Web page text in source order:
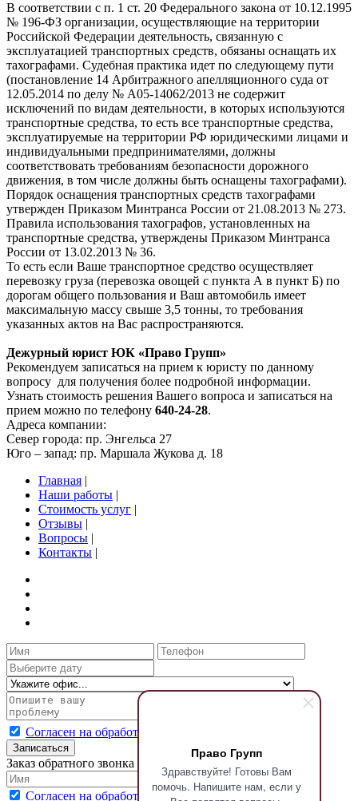
Право Групп
Здравствуйте! Готовы Вам
помочь. Напишите нам, если у
В соответствии с п. 1 ст. 20 Федерального закона от 10.12.1995
№ 196-ФЗ организации, осуществляющие на территории
Российской Федерации деятельность, связанную с
эксплуатацией транспортных средств, обязаны оснащать их
тахографами. Судебная практика идет по следующему пути
(постановление 14 Арбитражного апелляционного суда от
12.05.2014 по делу № А05-14062/2013 не содержит
исключений по видам деятельности, в которых используются
транспортные средства, то есть все транспортные средства,
эксплуатируемые на территории РФ юридическими лицами и
индивидуальными предпринимателями, должны
соответствовать требованиям безопасности дорожного
движения, в том числе должны быть оснащены тахографами).
Порядок оснащения транспортных средств тахографами
утвержден Приказом Минтранса России от 21.08.2013 № 273.
Правила использования тахографов, установленных на
транспортные средства, утверждены Приказом Минтранса
России от 13.02.2013 № 36.
То есть если Ваше транспортное средство осуществляет
перевозку груза (перевозка овощей с пункта А в пункт Б) по
дорогам общего пользования и Ваш автомобиль имеет
максимальную массу свыше 3,5 тонны, то требования
указанных актов на Вас распространяются.
Дежурный юрист ЮК «Право Групп»
Рекомендуем записаться на прием к юристу по данному
вопросу для получения более подробной информации.
Узнать стоимость решения Вашего вопроса и записаться на
прием можно по телефону 640-24-28.
Адреса компании:
Север города: пр. Энгельса 27
Юго – запад: пр. Маршала Жукова д. 18
Главная |
Наши работы |
Стоимость услуг |
Отзывы |
Вопросы |
Контакты |
Согласен на обработку персональных данных
Записаться
Заказ обратного звонка
Согласен на обработку персональных данных